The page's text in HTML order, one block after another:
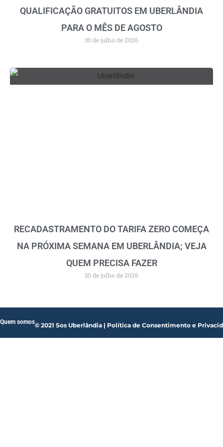
QUALIFICAÇÃO GRATUITOS EM UBERLÂNDIA
PARA O MÊS DE AGOSTO
30 de julho de 2026
RECADASTRAMENTO DO TARIFA ZERO COMEÇA
NA PRÓXIMA SEMANA EM UBERLÂNDIA; VEJA
QUEM PRECISA FAZER
30 de julho de 2026
© 2021 Sos Uberlândia | Política de Consentimento e
Quem somos